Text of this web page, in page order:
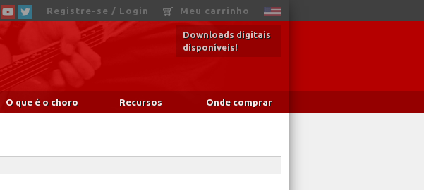
Registre-se / Login Meu carrinho
Downloads digitais
disponíveis!
O que é o choro Recursos Onde comprar